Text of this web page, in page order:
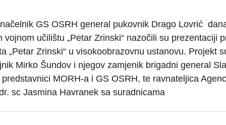
GS OSRH general pukovnik Drago Lovrić
učilištu „Petar Zrinski“ nazočili su prezentaciji
„Petar Zrinski“ u visokoobrazovnu ustanovu. Projekt
Mirko Šundov i njegov zamjenik brigadni general
MORH-a i GS OSRH, te ravnateljica
sc Jasmina Havranek sa suradnicama